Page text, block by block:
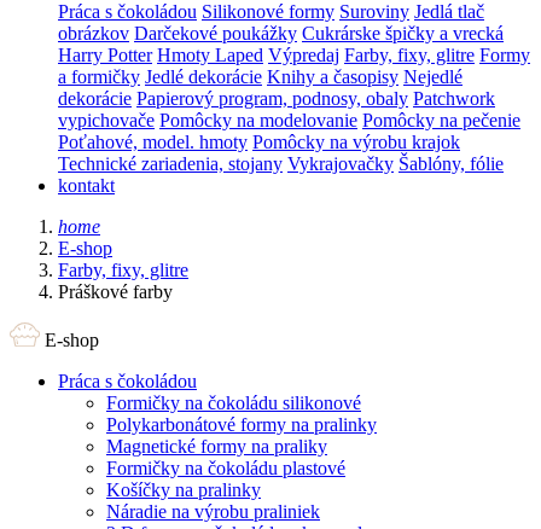
Práca s čokoládou Silikonové formy Suroviny Jedlá tlač
obrázkov Darčekové poukážky Cukrárske špičky a vrecká
Harry Potter Hmoty Laped Výpredaj Farby, fixy, glitre Formy
a formičky Jedlé dekorácie Knihy a časopisy Nejedlé
dekorácie Papierový program, podnosy, obaly Patchwork
vypichovače Pomôcky na modelovanie Pomôcky na pečenie
Poťahové, model. hmoty Pomôcky na výrobu krajok
Technické zariadenia, stojany Vykrajovačky Šablóny, fólie
kontakt
home
E-shop
Farby, fixy, glitre
Práškové farby
E-shop
Práca s čokoládou
Formičky na čokoládu silikonové
Polykarbonátové formy na pralinky
Magnetické formy na praliky
Formičky na čokoládu plastové
Košíčky na pralinky
Náradie na výrobu praliniek